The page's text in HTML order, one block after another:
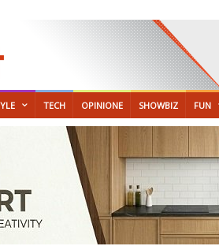
TECH OPINIONE SHOWBIZ FUN